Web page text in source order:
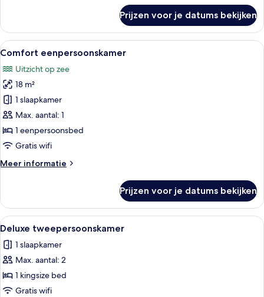
suite
Prijzen voor je datums bekijken
Alle
foto's
voor
Comfort
eenpersoonskamer
laden
Een kamer met een bureau,
8
Comfort eenpersoonskamer
Uitzicht op zee
18 m²
1 slaapkamer
Max. aantal: 1
1 eenpersoonsbed
Gratis wifi
Meer informatie
Meer
eenpersoonskamer
Prijzen voor je datums bekijken
Alle
foto's
voor
Deluxe
tweepersoonskamer
laden
Een hotelkamer met een bureau,
3
Deluxe tweepersoonskamer
1 slaapkamer
Max. aantal: 2
1 kingsize bed
Gratis wifi